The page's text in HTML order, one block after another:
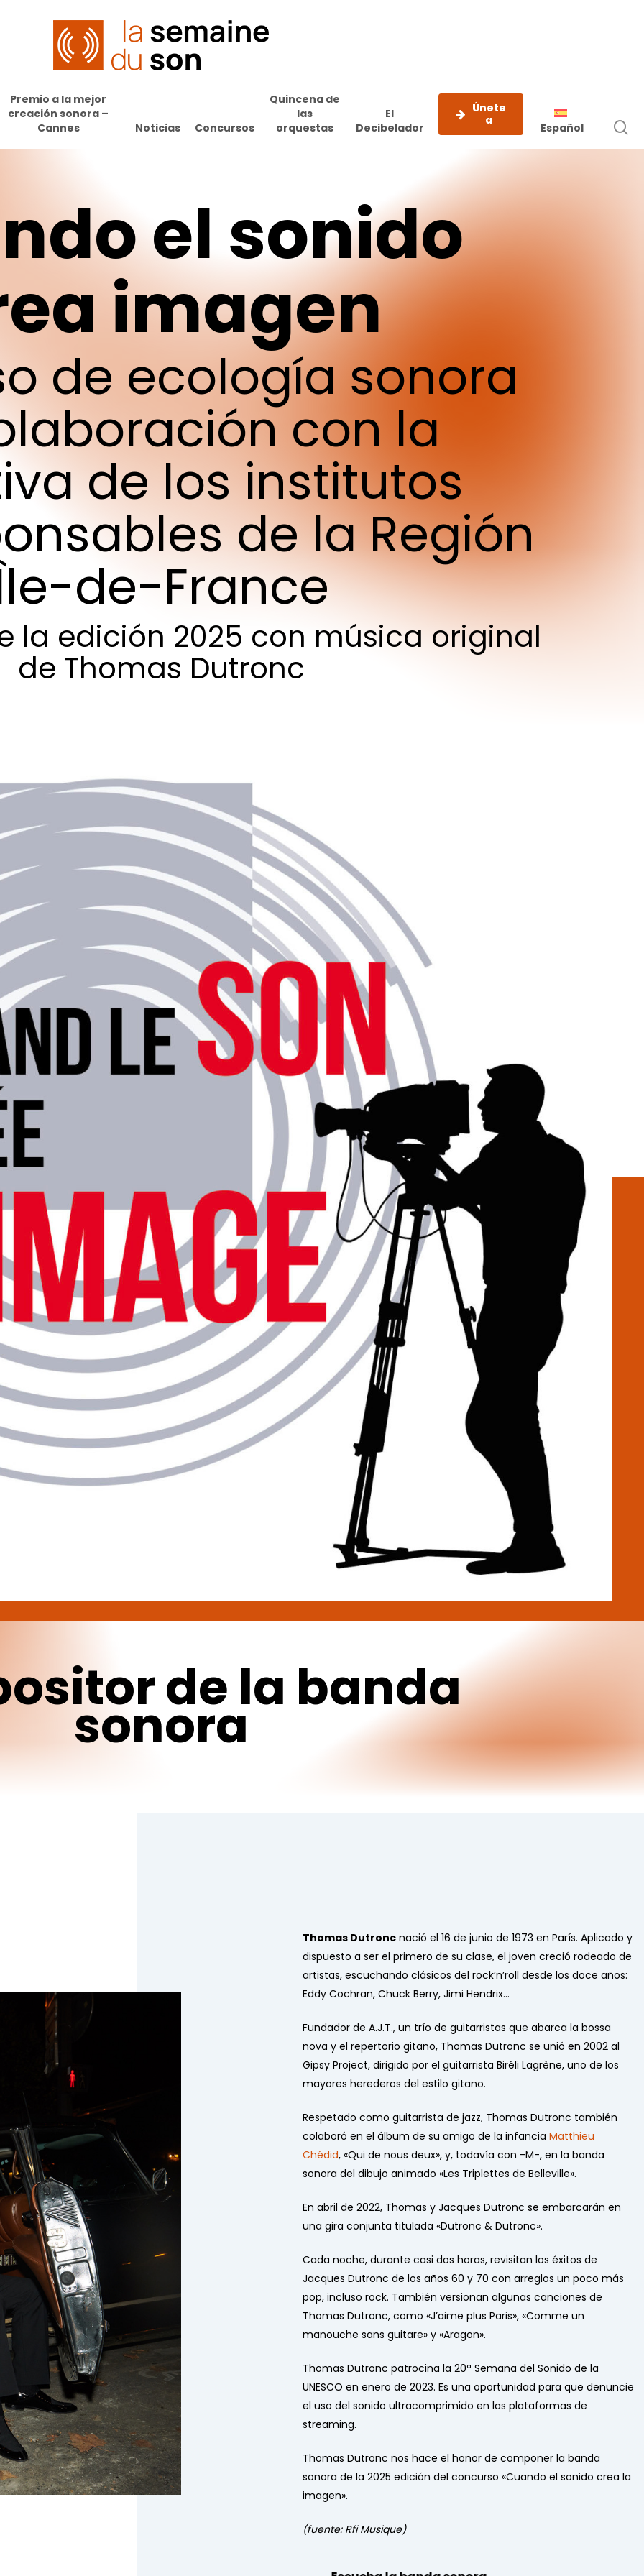
Premio a la mejor
creación sonora –
Cannes
Noticias Concursos
Quincena de
las
orquestas
El
Decibelador
Únete
a
Español
el sonido
imagen
de ecología sonora
con la
de los institutos
delaRegión
de-France
la edición 2025 con música original
de Thomas Dutronc
de la banda
sonora
Thomas Dutroncnació el 16 de junio de 1973 en París. Aplicado y
dispuesto a ser el primero de su clase, el joven creció rodeado de
artistas, escuchando clásicos del rock’n’roll desde los doce años:
Eddy Cochran, Chuck Berry, Jimi Hendrix…
Fundador de A.J.T., un trío de guitarristas que abarca la bossa
nova y el repertorio gitano, Thomas Dutronc se unió en 2002 al
Gipsy Project, dirigido por el guitarrista Biréli Lagrène, uno de los
mayores herederos del estilo gitano.
Respetado como guitarrista de jazz, Thomas Dutronc también
colaboró en el álbum de su amigo de la infancia Matthieu
Chédid, «Qui de nous deux», y, todavía con -M-, en la banda
sonora del dibujo animado «Les Triplettes de Belleville».
En abril de 2022, Thomas y Jacques Dutronc se embarcarán en
una gira conjunta titulada «Dutronc & Dutronc».
Cada noche, durante casi dos horas, revisitan los éxitos de
Jacques Dutronc de los años 60 y 70 con arreglos un poco más
pop, incluso rock. También versionan algunas canciones de
Thomas Dutronc, como «J’aime plus Paris», «Comme un
manouche sans guitare» y «Aragon».
Thomas Dutronc patrocina la 20ª Semana del Sonido de la
UNESCO en enero de 2023. Es una oportunidad para que denuncie
el uso del sonido ultracomprimido en las plataformas de
streaming.
Thomas Dutronc nos hace el honor de componer la banda
sonora de la 2025 edición del concurso «Cuando el sonido crea la
imagen».
(fuente: Rfi Musique)